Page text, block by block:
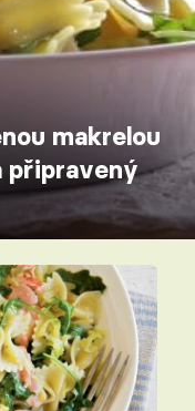
makrelou
připravený